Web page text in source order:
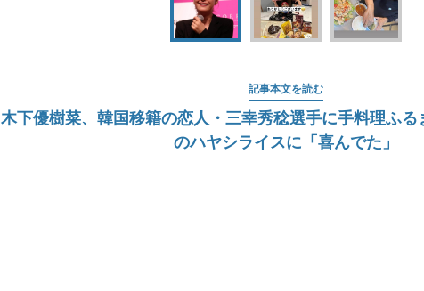
記事本文を読む
木下優樹菜、韓国移籍の恋人・三幸秀稔選手に手料理ふ
のハヤシライスに「喜んでた」